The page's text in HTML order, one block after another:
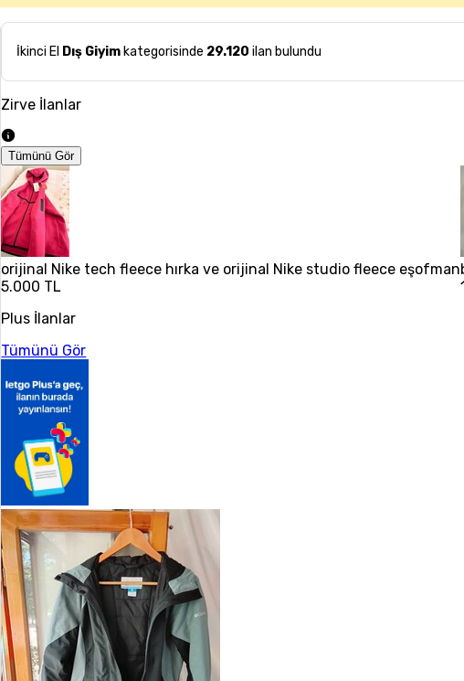
İkinci El Dış Giyim kategorisinde 29.120 ilan bulundu
Zirve İlanlar
Tümünü Gör
orijinal Nike tech fleece hırka ve orijinal Nike studio fleece eşofman
5.000 TL
Plus İlanlar
Tümünü Gör